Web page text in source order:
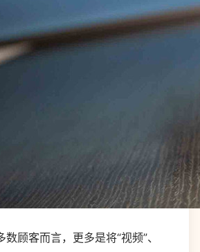
顾客而言，更多是将“视频”、